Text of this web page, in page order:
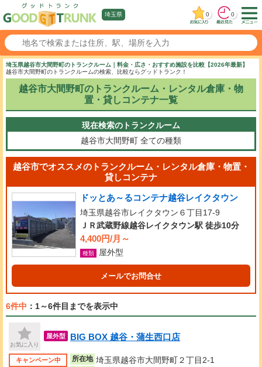
埼玉県 0 0
埼玉県越谷市大間野町のトランクルーム｜料金・広さ・おすすめ施設を比較【2026年最新】
越谷市大間野町のトランクルームの検索、比較ならグッドトランク！
越谷市大間野町のトランクルーム・レンタル倉庫・物
置・貸しコンテナ一覧
現在検索のトランクルーム
越谷市大間野町 全ての種類
越谷市でオススメのトランクルーム・レンタル倉庫・物置・
貸しコンテナ
ドッとあ～るコンテナ越谷レイクタウン
埼玉県越谷市レイクタウン６丁目17-9
ＪＲ武蔵野線越谷レイクタウン駅 徒歩10分
4,400円/月～
種類 屋外型
メールでお問合せ
6件中 ：1～6件目までを表示中
お気に入り
屋外型 BIG BOX 越谷・蒲生西口店
キャンペーン中 所在地 埼玉県越谷市大間野町２丁目2-1